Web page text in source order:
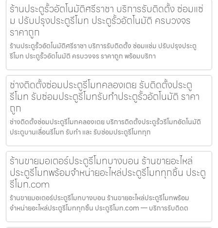
ร้านประตูรั้วอัตโนมัติศรีราชา บริการรับติดตั้ง ซ่อมแซ่
ม ปรับปรุงประตูรีโมท ประตูรั้วอัตโนมัติ ครบวงจร
ราคาถูก
ร้านประตูรั้วอัตโนมัติศรีราชา บริการรับติดตั้ง ซ่อมแซ่ม ปรับปรุงประตู
รีโมท ประตูรั้วอัตโนมัติ ครบวงจร ราคาถูก พร้อมบริกา
ช่างติดตั้งซ่อมประตูรีโมทคลองเตย รับติดตั้งประตู
รีโมท รับซ่อมประตูรีโมทรับทำประตูรั้วอัตโนมัติ ราคา
ถูก
ช่างติดตั้งซ่อมประตูรีโมทคลองเตย บริการติดตั้งประตูรั้วรีโมทอัตโนมัติ
ประตูบานเลื่อนรีโมท รับทำ และ รับซ่อมประตูรีโมททุก
ร้านขายมอเตอร์ประตูรีโมทบางบอน ร้านขายอะไหล่
ประตูรีโมทพร้อมจำหน่ายอะไหล่ประตูรีโมททุกชิ้น ประตู
รีโมท.com
ร้านขายมอเตอร์ประตูรีโมทบางบอน ร้านขายอะไหล่ประตูรีโมทพร้อม
จำหน่ายอะไหล่ประตูรีโมททุกชิ้น ประตูรีโมท.com — บริการรับติดต